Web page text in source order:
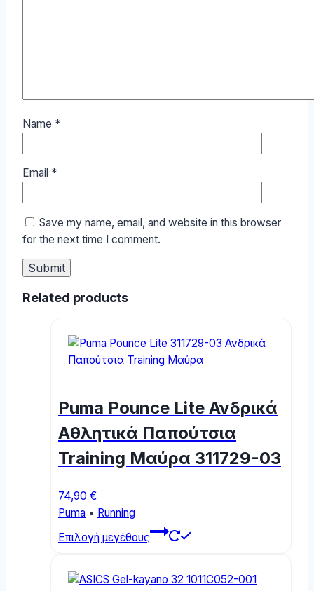
Name *
Email *
Save my name, email, and website in this browser
for the next time I comment.
Related products
Puma Pounce Lite Ανδρικά
Αθλητικά Παπούτσια
Training Μαύρα 311729-03
74,90 €
Puma • Running
Επιλογή μεγέθους
This
multiple